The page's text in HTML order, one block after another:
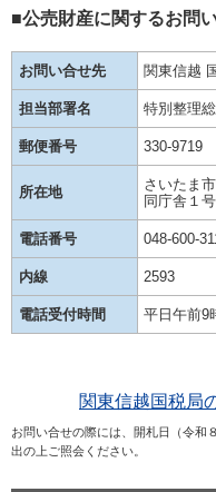
■公売財産に関するお問
お問い合せ先 関東信越
担当部署名 特別整理
郵便番号 330-9719
所在地
さいたま
同庁舎１
電話番号 048-600-
内線 2593
電話受付時間 平日午前9
関東信越国税局
お問い合せの際には、開札日（令和
出の上ご照会ください。